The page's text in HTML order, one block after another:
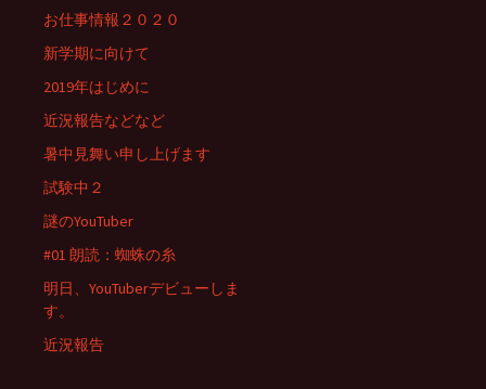
お仕事情報２０２０
新学期に向けて
2019年はじめに
近況報告などなど
暑中見舞い申し上げます
試験中２
謎のYouTuber
#01 朗読：蜘蛛の糸
明日、YouTuberデビューしま
す。
近況報告